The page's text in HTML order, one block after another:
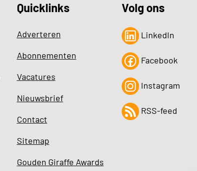
Quicklinks
Adverteren
Abonnementen
Vacatures
Nieuwsbrief
Contact
Sitemap
Gouden Giraffe Awards
Volg ons
LinkedIn
Facebook
Instagram
RSS-feed